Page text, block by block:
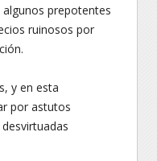
prepotentes
ruinosos por
y en esta
por astutos